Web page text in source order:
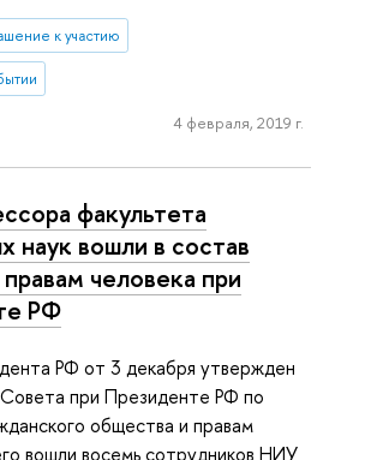
к участию
4 февраля, 2019 г.
факультета
наук вошли в состав
человека при
РФ
РФ от 3 декабря утвержден
при Президенте РФ по
общества и правам
вошли восемь сотрудников НИУ